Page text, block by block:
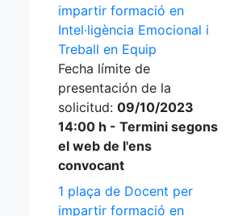
impartir formació en
Intel·ligència Emocional i
Treball en Equip
Fecha límite de
presentación de la
solicitud: 09/10/2023
14:00 h - Termini segons
el web de l'ens
convocant
1 plaça de Docent per
impartir formació en